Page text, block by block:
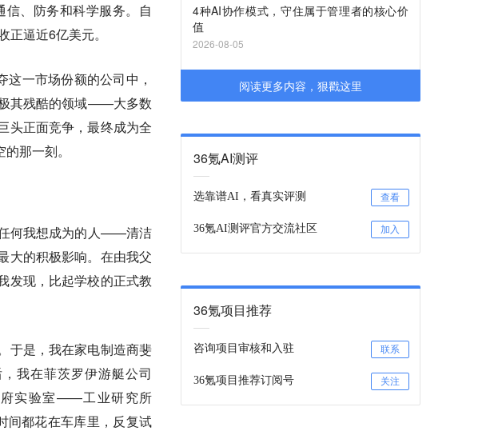
、防务和科学服务。自
逼近6亿美元。
这一市场份额的公司中，
其残酷的领域——大多数
头正面竞争，最终成为全
那一刻。
何我想成为的人——清洁
大的积极影响。在由我父
发现，比起学校的正式教
于是，我在家电制造商斐
我在菲茨罗伊游艇公司
府实验室——工业研究所
间都花在车库里，反复试
4种AI协作模式，守住属于管理者的核心价
值
2026-08-05
阅读更多内容，狠戳这里
36氪AI测评
选靠谱AI，看真实评测 查看
36氪AI测评官方交流社区 加入
36氪项目推荐
咨询项目审核和入驻 联系
36氪项目推荐订阅号 关注